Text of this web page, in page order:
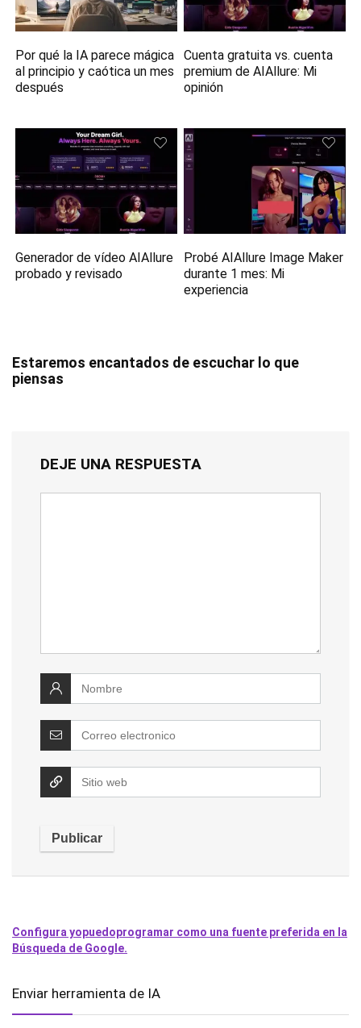
Por qué la IA parece mágica
al principio y caótica un mes
después
Cuenta gratuita vs. cuenta
premium de AIAllure: Mi
opinión
Generador de vídeo AIAllure
probado y revisado
Probé AIAllure Image Maker
durante 1 mes: Mi
experiencia
Estaremos encantados de escuchar lo que
piensas
DEJE UNA RESPUESTA
Configura yopuedoprogramar como una fuente preferida en la
Búsqueda de Google.
Enviar herramienta de IA